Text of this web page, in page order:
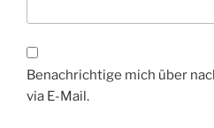
Benachrichtige mich über
via E-Mail.